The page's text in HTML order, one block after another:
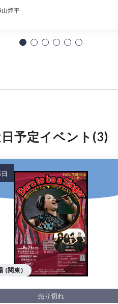
山煌平
予定イベント(3)
売り切れ
(関東)
日